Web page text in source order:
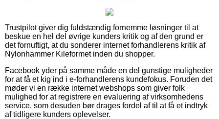
Trustpilot giver dig fuldstændig fornemme løsninger til at
beskue en hel del øvrige kunders kritik og af den grund er
det fornuftigt, at du sonderer internet forhandlerens kritik af
Nylonhammer Kileformet inden du shopper.
Facebook yder på samme måde en del gunstige muligheder
for at få et kig ind i e-forhandlerens kundefokus. Foruden det
møder vi en række internet webshops som giver folk
mulighed for at registrere en evaluering af virksomhedens
service, som desuden bør drages fordel af til at få et indtryk
af tidligere kunders oplevelser.